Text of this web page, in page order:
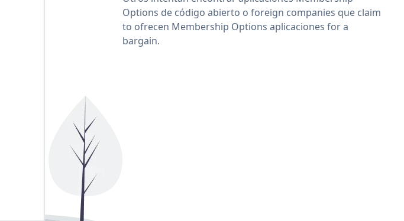
Options de código abierto o foreign companies que claim
to ofrecen Membership Options aplicaciones for a
bargain.